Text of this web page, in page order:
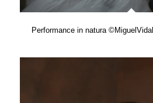
Performance in natura ©MiguelVidal